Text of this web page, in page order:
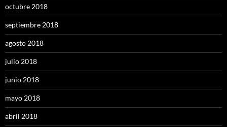
octubre 2018
septiembre 2018
agosto 2018
julio 2018
junio 2018
mayo 2018
abril 2018